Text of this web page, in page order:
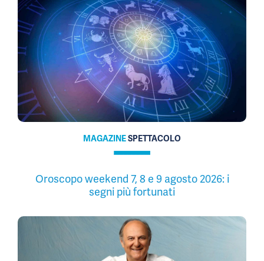
MAGAZINESPETTACOLO
Oroscopo weekend 7, 8 e 9 agosto 2026: i
segni più fortunati